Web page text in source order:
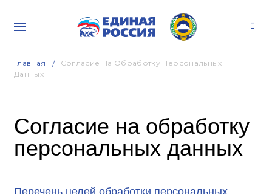
Главная
Согласие На Обработку Персональных
Данных
Согласие на обработку
персональных данных
Перечень целей обработки персональных